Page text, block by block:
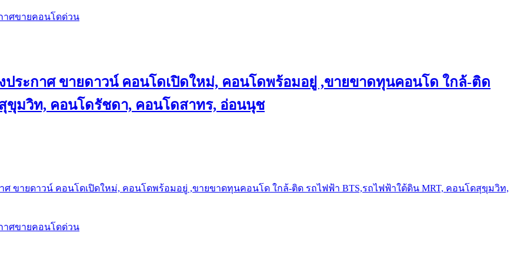
าศขายคอนโดด่วน
ประกาศ ขายดาวน์ คอนโดเปิดใหม่, คอนโดพร้อมอยู่ ,ขายขาดทุนคอนโด ใกล้-ติด
ขุมวิท, คอนโดรัชดา, คอนโดสาทร, อ่อนนุช
ศ ขายดาวน์ คอนโดเปิดใหม่, คอนโดพร้อมอยู่ ,ขายขาดทุนคอนโด ใกล้-ติด รถไฟฟ้า BTS,รถไฟฟ้าใต้ดิน MRT, คอนโดสุขุมวิท,
าศขายคอนโดด่วน